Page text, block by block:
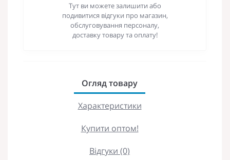
Тут ви можете залишити або
подивитися відгуки про магазин,
обслуговування персоналу,
доставку товару та оплату!
Огляд товару
Характеристики
Купити оптом!
Відгуки (0)